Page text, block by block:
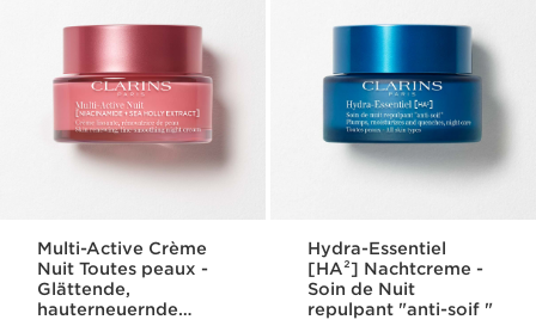
Multi-Active Crème
Nuit Toutes peaux -
Glättende,
hauterneuernde
Hydra-Essentiel
[HA²] Nachtcreme -
Soin de Nuit
repulpant "anti-soif "